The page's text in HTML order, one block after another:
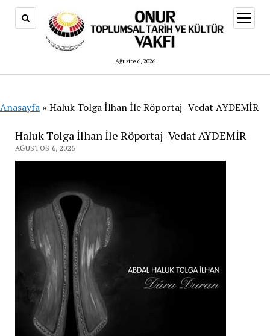
Ağustos 6, 2026
aç
Anasayfa » Haluk Tolga İlhan İle Röportaj- Vedat AYDEMİR
Haluk Tolga İlhan İle Röportaj- Vedat AYDEMİR
AĞUSTOS 6, 2026